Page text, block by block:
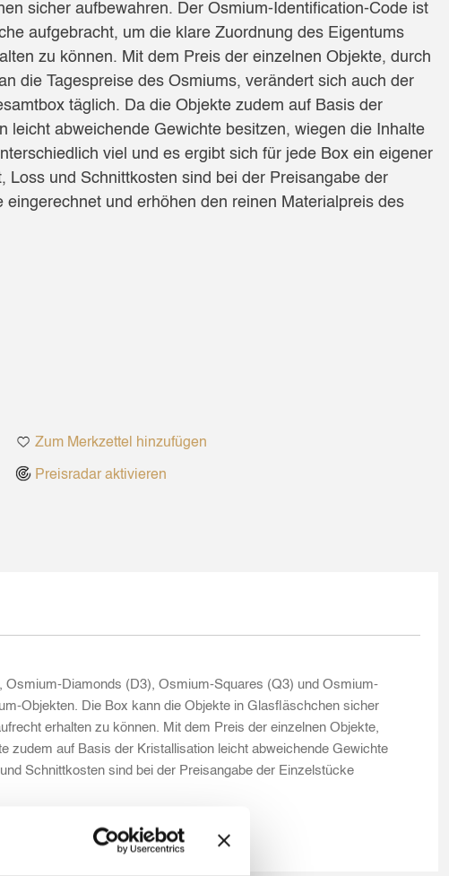
sicher aufbewahren. Der Osmium-Identification-Code ist
aufgebracht, um die klare Zuordnung des Eigentums
zu können. Mit dem Preis der einzelnen Objekte, durch
die Tagespreise des Osmiums, verändert sich auch der
täglich. Da die Objekte zudem auf Basis der
leicht abweichende Gewichte besitzen, wiegen die Inhalte
viel und es ergibt sich für jede Box ein eigener
Loss und Schnittkosten sind bei der Preisangabe der
eingerechnet und erhöhen den reinen Materialpreis des
Zum Merkzettel hinzufügen
Preisradar aktivieren
Diamonds (D3), Osmium-Squares (Q3) und Osmium-
Objekten. Die Box kann die Objekte in Glasfläschchen sicher
erhalten zu können. Mit dem Preis der einzelnen Objekte,
zudem auf Basis der Kristallisation leicht abweichende Gewichte
Schnittkosten sind bei der Preisangabe der Einzelstücke